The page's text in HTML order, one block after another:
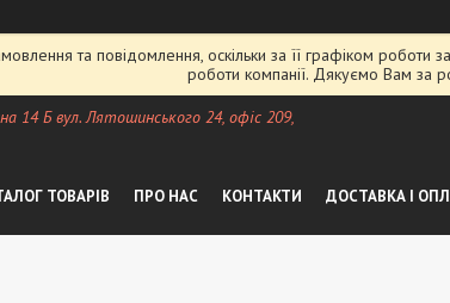
та повідомлення, оскільки за її графіком
роботи компанії. Дякуємо Вам за
14 Б вул. Лятошинського 24, офіс 209,
ТОВАРІВ ПРО НАС КОНТАКТИ ДОСТАВКА І